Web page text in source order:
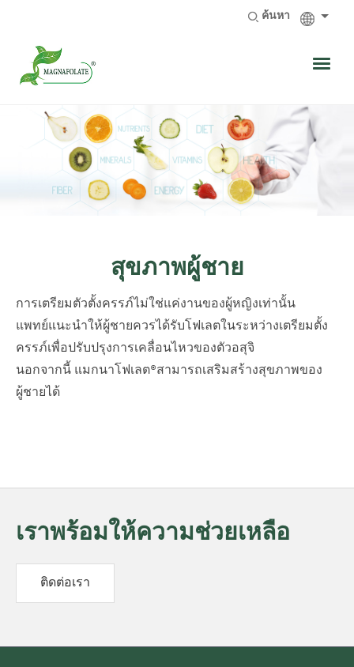
ค้นหา
สุขภาพผู้ชาย
การเตรียมตัวตั้งครรภ์ไม่ใช่แค่งานของผู้หญิงเท่านั้น
แพทย์แนะนำให้ผู้ชายควรได้รับโฟเลตในระหว่างเตรียมตั้ง
ครรภ์เพื่อปรับปรุงการเคลื่อนไหวของตัวอสุจิ
นอกจากนี้ แมกนาโฟเลต®สามารถเสริมสร้างสุขภาพของ
ผู้ชายได้
เราพร้อมให้ความช่วยเหลือ
ติดต่อเรา